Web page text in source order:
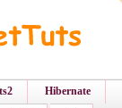
Hibernate